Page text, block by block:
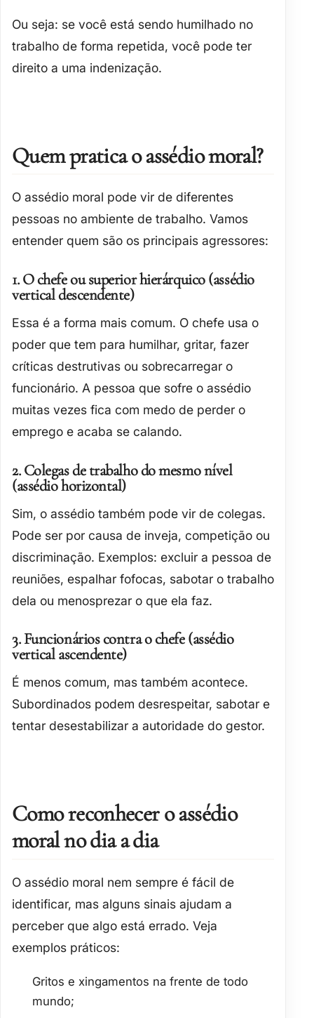
Ou seja: se você está sendo humilhado no
trabalho de forma repetida, você pode ter
direito a uma indenização.
Quem pratica o assédio moral?
O assédio moral pode vir de diferentes
pessoas no ambiente de trabalho. Vamos
entender quem são os principais agressores:
1. O chefe ou superior hierárquico (assédio
vertical descendente)
Essa é a forma mais comum. O chefe usa o
poder que tem para humilhar, gritar, fazer
críticas destrutivas ou sobrecarregar o
funcionário. A pessoa que sofre o assédio
muitas vezes fica com medo de perder o
emprego e acaba se calando.
2. Colegas de trabalho do mesmo nível
(assédio horizontal)
Sim, o assédio também pode vir de colegas.
Pode ser por causa de inveja, competição ou
discriminação. Exemplos: excluir a pessoa de
reuniões, espalhar fofocas, sabotar o trabalho
dela ou menosprezar o que ela faz.
3. Funcionários contra o chefe (assédio
vertical ascendente)
É menos comum, mas também acontece.
Subordinados podem desrespeitar, sabotar e
tentar desestabilizar a autoridade do gestor.
Como reconhecer o assédio
moral no dia a dia
O assédio moral nem sempre é fácil de
identificar, mas alguns sinais ajudam a
perceber que algo está errado. Veja
exemplos práticos:
Gritos e xingamentos na frente de todo
mundo;